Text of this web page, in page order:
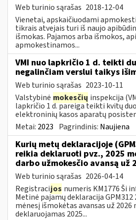
Web turinio sąrašas 2018-12-04
Vienetai, apskaičiuodami
tikrais atvejais turi iš naujo
išmokas. Pajamos arba išmokos,
apmokestinamos...
VMI nuo lapkričio 1 d. teikti
negalinčiam verslui taikys
Web turinio sąrašas 2023-10-11
Valstybinė mokesčių inspekcija
lapkričio 1 d. pareiga teikti kvitų
elektroninių kasos aparatų
Metai: 2023 Pagrindinis: Naujiena
Kurių metų deklaracijoje
reikia deklaruoti pvz., 2025
darbo užmokesčio avansą už
Web turinio sąrašas 2026-04-14
Registracijos numeris KM1776 Ši
Metinė pajamų deklaracija GPM312
mėnesį išmokėtas avansas už 2026
deklaruojamas 2025...